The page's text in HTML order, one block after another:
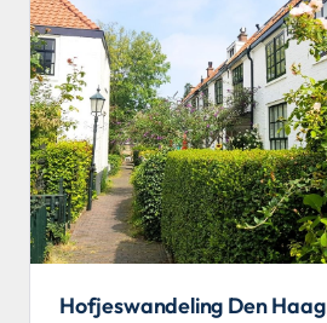
Hofjeswandeling Den Haag